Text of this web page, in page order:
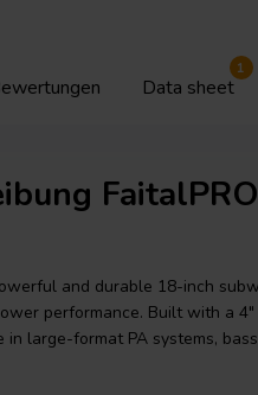
Data sheet
1
and durable 18-inch
performance. Built with a
in large-format PA systems,